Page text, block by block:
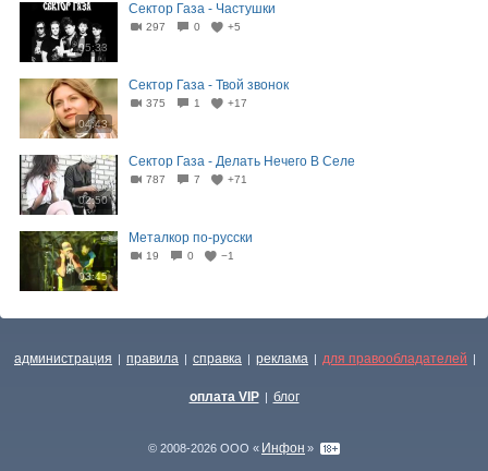
05:33
Сектор Газа - Частушки
297 0 +5
04:43
Сектор Газа - Твой звонок
375 1 +17
02:50
Сектор Газа - Делать Нечего В Селе
787 7 +71
03:45
Металкор по-русски
19 0 −1
администрация | правила | справка | реклама | для правообладателей |
оплата VIP | блог
© 2008-2026 ООО « Инфон »